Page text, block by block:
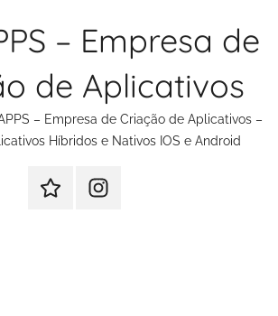
– Empresa de
de Aplicativos
– Empresa de Criação de Aplicativos –
Híbridos e Nativos IOS e Android
CriaçãoInstagram